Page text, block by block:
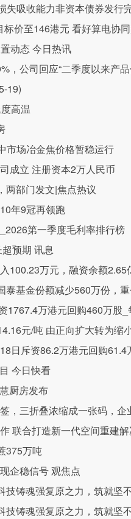
失吸收能力非资本债券发行
价至146港元 看好算电协
动态 今日热讯
，公司回应“二季度以来产
19)
高温
市场冶金焦价格暂稳运行
成立 注册资本2万人民币
两部门发文|焦点热议
年9冠再领跑
第一季度毛利率排行榜
预期 讯息
100.23万元，融资余额2.65
基金份额减少560万份，
1767.4万港元回购460万股_
元/吨 由正向扩大转为缩
日斥资86.2万港元回购61.4
今日快看
厨房发布
，三折叠浓缩成一张码，
联合打造新一代空间重建
375万吨
企稳信号 观焦点
铸魂强复原之力，筑就坚
铸魂强复原之力，筑就坚